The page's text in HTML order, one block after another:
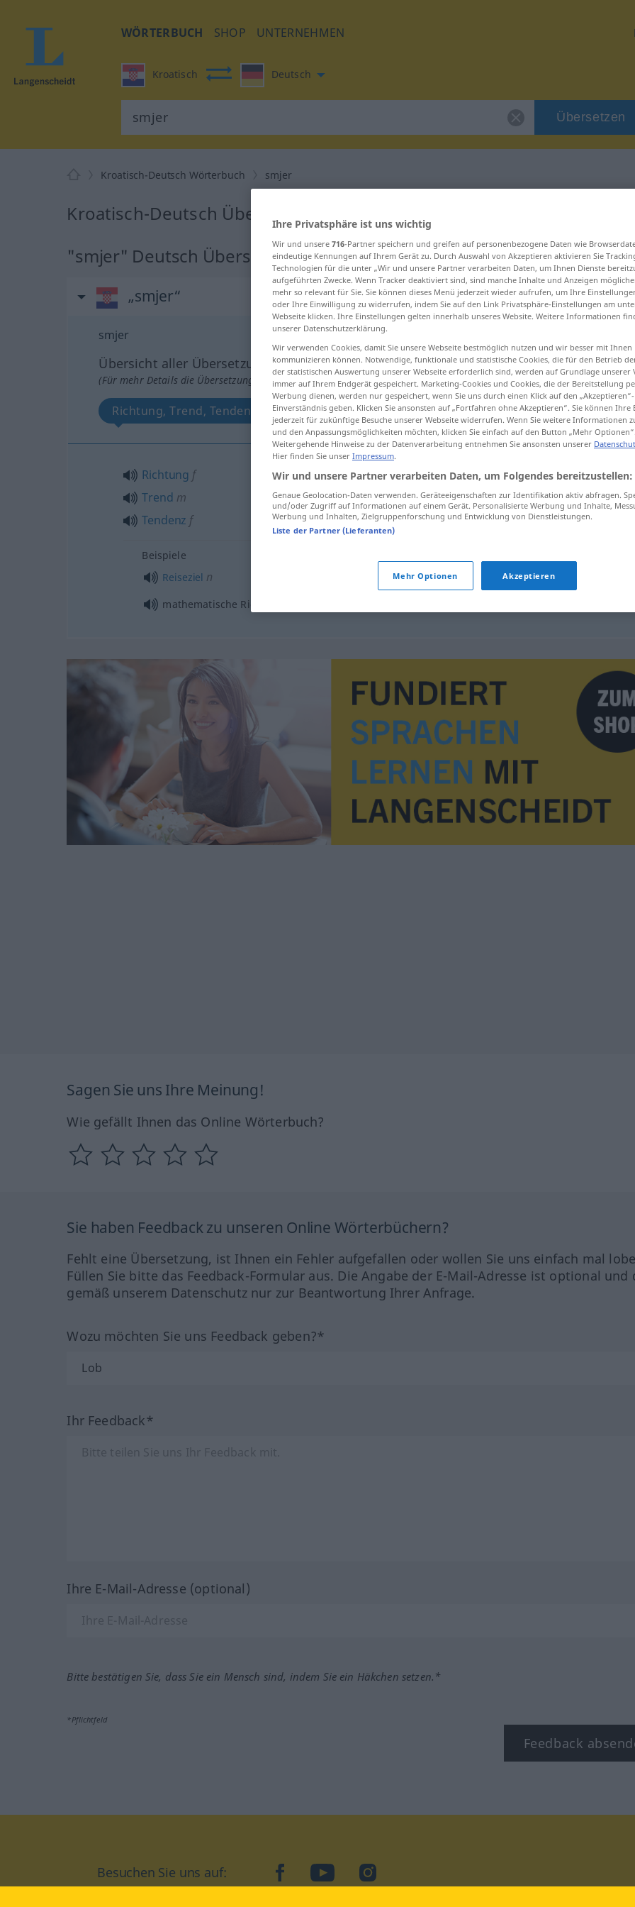
WÖRTERBUCH SHOP UNTERNEHMEN
Kroatisch Deutsch
Übersetzen
Kroatisch-Deutsch Wörterbuch smjer
Kroatisch-Deutsch Übersetzung für "smjer"
"smjer" Deutsch Übersetzung
„smjer“
smjer
Übersicht aller Übersetzungen
(Für mehr Details die Übersetzung anklicken/antippen)
Richtung, Trend, Tendenz
Richtung f
Trend m
Tendenz f
smjer
Beispiele
Reiseziel n
smjer puta
mathematische Richtung
Sagen Sie uns Ihre Meinung!
Wie gefällt Ihnen das Online Wörterbuch?
Sie haben Feedback zu unseren Online Wörterbüchern?
Fehlt eine Übersetzung, ist Ihnen ein Fehler aufgefallen oder wollen Sie uns einfach mal
Füllen Sie bitte das Feedback-Formular aus. Die Angabe der E-Mail-Adresse ist optional und
gemäß unserem Datenschutz nur zur Beantwortung Ihrer Anfrage.
Wozu möchten Sie uns Feedback geben?*
Ihr Feedback*
Ihre E-Mail-Adresse (optional)
Bitte bestätigen Sie, dass Sie ein Mensch sind, indem Sie ein Häkchen setzen.*
*Pflichtfeld
Feedback
Besuchen Sie uns auf: facebookYouTubeInstagram
Ihre Privatsphäre ist uns wichtig
Wir und unsere 716-Partner speichern und greifen auf personenbezogene Daten wie
eindeutige Kennungen auf Ihrem Gerät zu. Durch Auswahl von Akzeptieren aktivieren Sie
Technologien für die unter „Wir und unsere Partner verarbeiten Daten, um Ihnen Dienste
aufgeführten Zwecke. Wenn Tracker deaktiviert sind, sind manche Inhalte und Anzeigen
mehr so relevant für Sie. Sie können dieses Menü jederzeit wieder aufrufen, um Ihre
oder Ihre Einwilligung zu widerrufen, indem Sie auf den Link Privatsphäre-Einstellungen am
Webseite klicken. Ihre Einstellungen gelten innerhalb unseres Website. Weitere Informationen
unserer Datenschutzerklärung.
Wir verwenden Cookies, damit Sie unsere Webseite bestmöglich nutzen und wir besser mit Ihnen
kommunizieren können. Notwendige, funktionale und statistische Cookies, die für den Betrieb
der statistischen Auswertung unserer Webseite erforderlich sind, werden auf Grundlage unserer
immer auf Ihrem Endgerät gespeichert. Marketing-Cookies und Cookies, die der Bereitstellung
Werbung dienen, werden nur gespeichert, wenn Sie uns durch einen Klick auf den
Einverständnis geben. Klicken Sie ansonsten auf „Fortfahren ohne Akzeptieren“. Sie können
jederzeit für zukünftige Besuche unserer Webseite widerrufen. Wenn Sie weitere Informationen
und den Anpassungsmöglichkeiten möchten, klicken Sie einfach auf den Button „Mehr
Weitergehende Hinweise zu der Datenverarbeitung entnehmen Sie ansonsten unserer
Hier finden Sie unser Impressum.
Wir und unsere Partner verarbeiten Daten, um Folgendes bereitzustellen:
Genaue Geolocation-Daten verwenden. Geräteeigenschaften zur Identifikation aktiv abfragen.
und/oder Zugriff auf Informationen auf einem Gerät. Personalisierte Werbung und Inhalte,
Werbung und Inhalten, Zielgruppenforschung und Entwicklung von Dienstleistungen.
Liste der Partner (Lieferanten)
Mehr Optionen Akzeptieren